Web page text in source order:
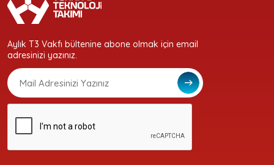
Aylık T3 Vakfı bültenine abone olmak için email
adresinizi yazınız.